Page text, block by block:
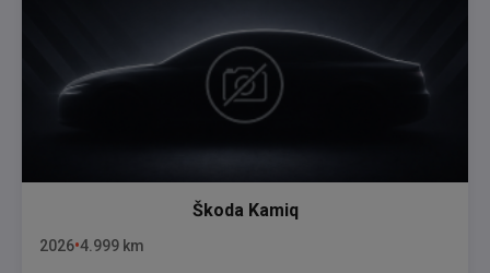
Škoda Kamiq
2026 4.999 km